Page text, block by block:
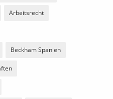
Arbeitsrecht
Beckham Spanien